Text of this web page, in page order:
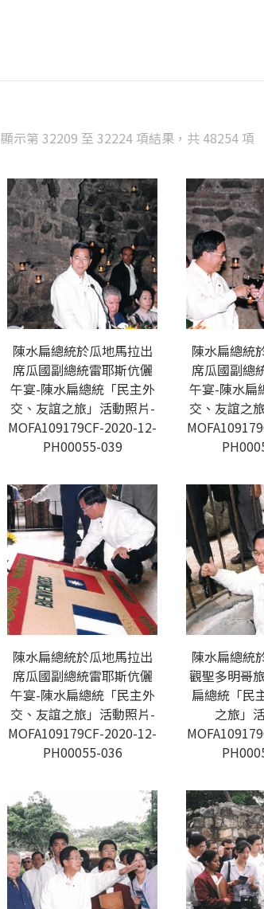
顯示第 32209 至 32224 項結果，共 48254 項
陳水扁總統於瓜地馬拉出
席瓜國副總統雷耶斯伉儷
午宴-陳水扁總統「民主外
交、友誼之旅」活動照片-
MOFA109179CF-2020-12-
PH00055-039
陳水扁總統
席瓜國副總
午宴-陳水扁
交、友誼之
陳水扁總統於瓜地馬拉出
席瓜國副總統雷耶斯伉儷
午宴-陳水扁總統「民主外
交、友誼之旅」活動照片-
MOFA109179CF-2020-12-
PH00055-036
陳水扁總統
觀聖多明哥
扁總統「民
之旅」